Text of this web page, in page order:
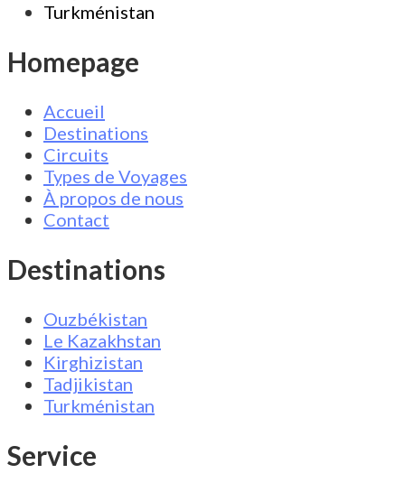
Turkménistan
Homepage
Accueil
Destinations
Circuits
Types de Voyages
À propos de nous
Contact
Destinations
Ouzbékistan
Le Kazakhstan
Kirghizistan
Tadjikistan
Turkménistan
Service